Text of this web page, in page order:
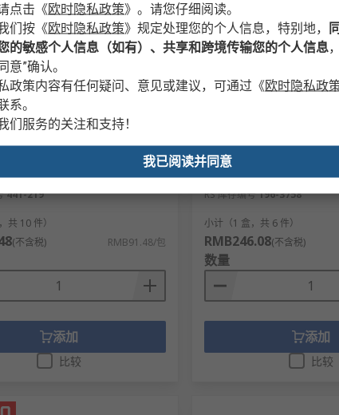
货
上锁挂牌, 标示"Do Not Operate
441-219
共 10 件）
(不含税) RMB91.48/包
添加
比较
RS PRO 安全锁定, 1孔 安
钩长38 mm, 尼龙制 6.35
RS 库存编号196-3758
小计（1 盒，共 6 件）
RMB246.08(不含税)
数量
添加
比较
点击 《欧时隐私政策》 。请您仔细阅读。
们按 《欧时隐私政策》 规定处理您的个人信息，特别地，
的敏感个人信息（如有）、共享和跨境传输您的个人信息
意”确认。
政策内容有任何疑问、意见或建议，可通过 《欧时隐私政
系。
们服务的关注和支持！
我已阅读并同意